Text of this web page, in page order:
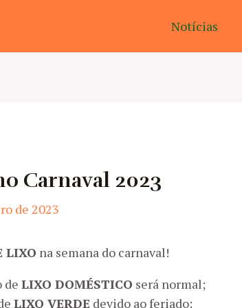
Notícias
Carnaval 2023
de 2023
LIXO na semana do carnaval!
deLIXO DOMÉSTICO será normal;
LIXO VERDE devido ao feriado;